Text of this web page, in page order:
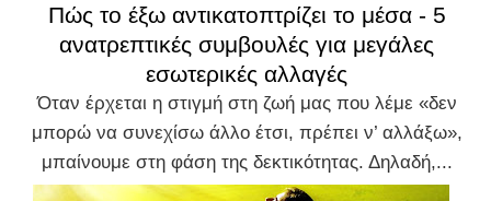
Πώς το έξω αντικατοπτρίζει το μέσα - 5
ανατρεπτικές συμβουλές για μεγάλες
εσωτερικές αλλαγές
Όταν έρχεται η στιγμή στη ζωή μας που λέμε «δεν
μπορώ να συνεχίσω άλλο έτσι, πρέπει ν’ αλλάξω»,
μπαίνουμε στη φάση της δεκτικότητας. Δηλαδή,...